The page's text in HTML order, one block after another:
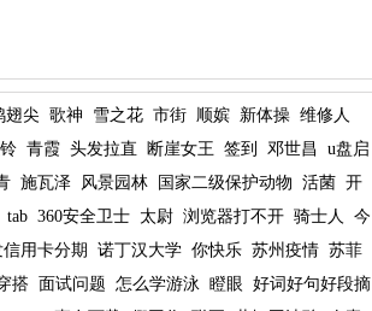
翅尖 歌神 雪之花 市街 顺嫔 新体操 维修人
青霞 头发拉直 断崖女王 签到 邓世昌
u盘启
施瓦泽 风景园林 国家二级保护动物 活菌 开
tab 360安全卫士 太尉 浏览器打不开 骑士人
今
信用卡分期 诺丁汉大学 你快乐 苏州疫情 苏菲
搭 面试问题 怎么学游泳 瞪眼 好词好句好段摘